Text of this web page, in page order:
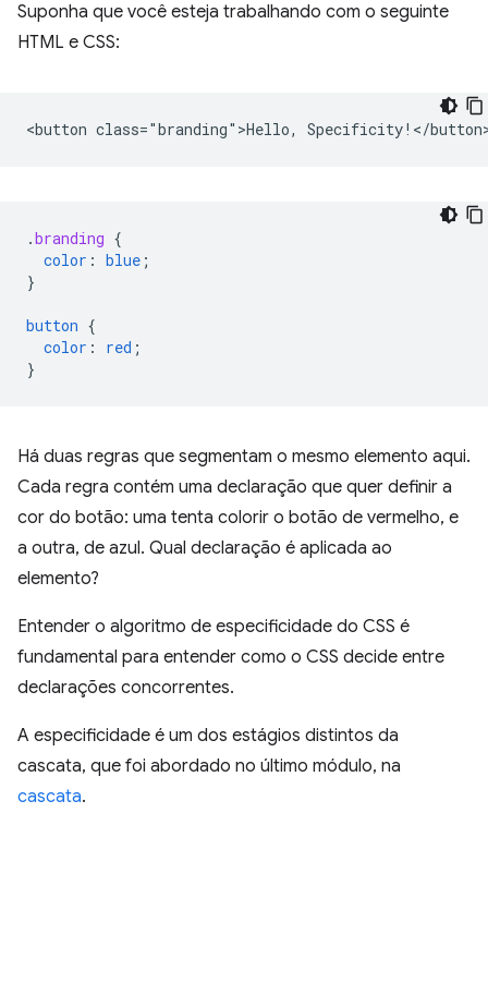
Suponha que você esteja trabalhando com o seguinte
HTML e CSS:
.branding {
color : blue ;
}
button {
color : red ;
}
Há duas regras que segmentam o mesmo elemento aqui.
Cada regra contém uma declaração que quer definir a
cor do botão: uma tenta colorir o botão de vermelho, e
a outra, de azul. Qual declaração é aplicada ao
elemento?
Entender o algoritmo de especificidade do CSS é
fundamental para entender como o CSS decide entre
declarações concorrentes.
A especificidade é um dos estágios distintos da
cascata, que foi abordado no último módulo, na
cascata.